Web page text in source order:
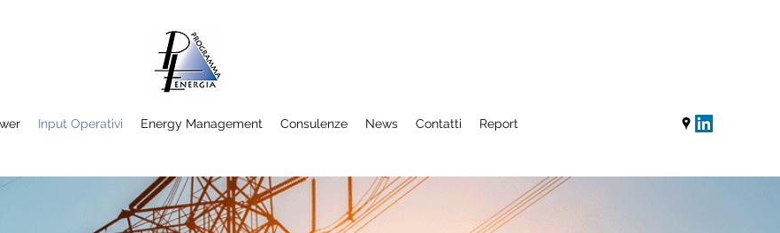
Input Operativi Energy Management Consulenze News Contatti Report